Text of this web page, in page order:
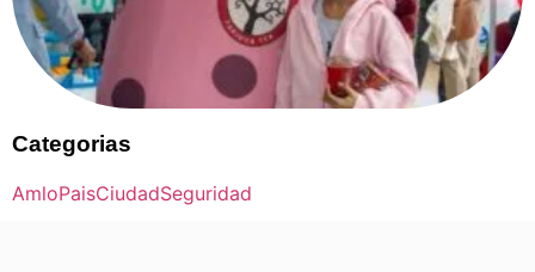
Categorias
AmloPaisCiudadSeguridad